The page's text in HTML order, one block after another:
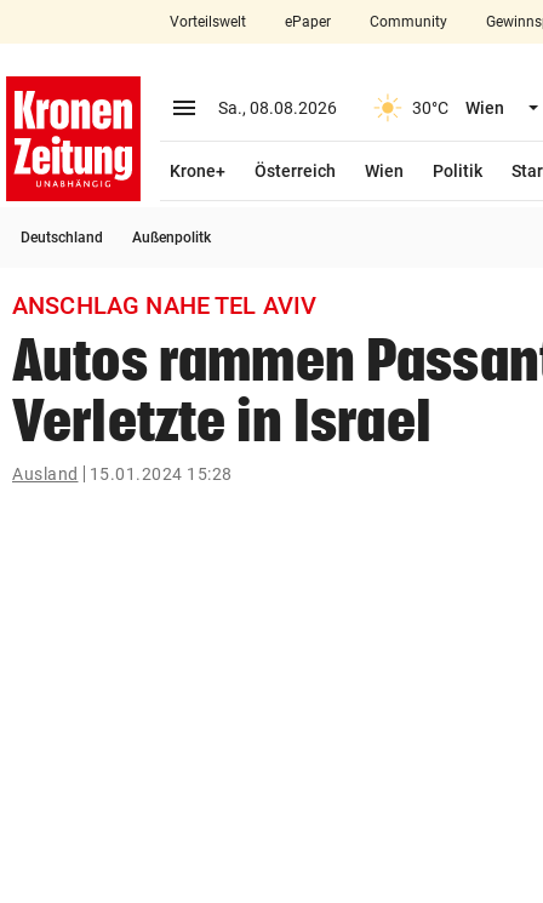
closeSchließen
account_circle Anmelden
arrow_right
search
Suchbegriff
eingeben
Vorteilswelt ePaper Community
menu Menü aufklappen
Sa., 08.08.2026 30°C Wien
Krone+ Österreich Wien Politik
Deutschland Außenpolitk
ANSCHLAG NAHE TEL AVIV
Autos rammen
Verletzte in Israel
Ausland 15.01.2024 15:28